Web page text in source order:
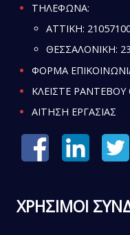
ΤΗΛΕΦΩΝΑ:
ATTIKH:
ΘΕΣΣΑΛΟΝΙΚΗ:
ΦΟΡΜΑ
ΚΛΕΙΣΤΕ ΡΑΝΤΕΒΟΥ
ΑΙΤΗΣΗ ΕΡΓΑΣΙΑΣ
ΧΡΗΣΙΜΟΙ